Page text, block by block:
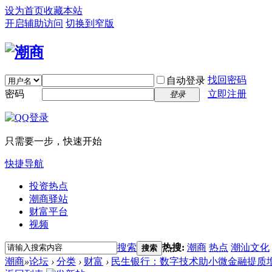
设为首页收藏本站
开启辅助访问 切换到窄版
自动登录 找回密码
密码
登录 立即注册
只需要一步，快速开始
快捷导航
投资热点
潮商驿站
财富平台
视频
搜索 搜索 热搜: 潮商 热点 潮汕文化
潮商»论坛 › 分类 › 财富 › 民生银行：数字技术助小微金融提质